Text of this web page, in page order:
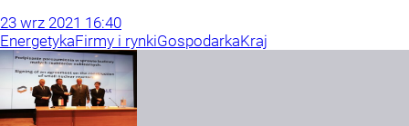
23 wrz 2021 16:40
EnergetykaFirmy i rynkiGospodarkaKraj